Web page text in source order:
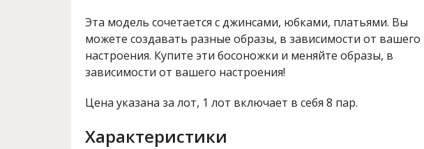
Эта модель сочетается с джинсами, юбками, платьями. Вы
можете создавать разные образы, в зависимости от вашего
настроения. Купите эти босоножки и меняйте образы, в
зависимости от вашего настроения!
Цена указана за лот, 1 лот включает в себя 8 пар.
Характеристики